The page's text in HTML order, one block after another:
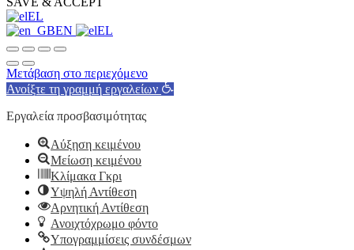
EL
EN
EL
Μετάβαση στο περιεχόμενο
Ανοίξτε τη γραμμή εργαλείων
Εργαλεία προσβασιμότητας
Αύξηση κειμένου
Μείωση κειμένου
Κλίμακα Γκρι
Υψηλή Αντίθεση
Αρνητική Αντίθεση
Ανοιχτόχρωμο φόντο
Υπογραμμίσεις συνδέσμων